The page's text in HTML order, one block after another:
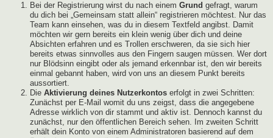
Bei der Registrierung wirst du nach einem Grund gefragt, warum
du dich bei „Gemeinsam statt allein“ registrieren möchtest. Nur das
Team kann einsehen, was du in diesem Textfeld angibst. Damit
möchten wir gern bereits ein klein wenig über dich und deine
Absichten erfahren und es Trollen erschweren, da sie sich hier
bereits etwas sinnvolles aus den Fingern saugen müssen. Wer dort
nur Blödsinn eingibt oder als jemand erkennbar ist, den wir bereits
einmal gebannt haben, wird von uns an diesem Punkt bereits
aussortiert.
Die Aktivierung deines Nutzerkontos erfolgt in zwei Schritten:
Zunächst per E-Mail womit du uns zeigst, dass die angegebene
Adresse wirklich von dir stammt und aktiv ist. Dennoch kannst du
zunächst, nur den öffentlichen Bereich sehen. Im zweiten Schritt
erhält dein Konto von einem Administratoren basierend auf dem